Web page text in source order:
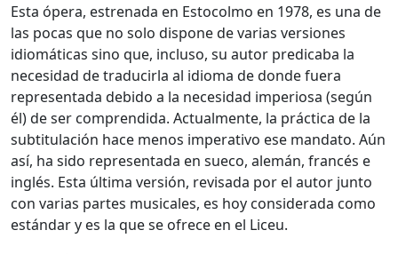
Esta ópera, estrenada en Estocolmo en 1978, es una de
las pocas que no solo dispone de varias versiones
idiomáticas sino que, incluso, su autor predicaba la
necesidad de traducirla al idioma de donde fuera
representada debido a la necesidad imperiosa (según
él) de ser comprendida. Actualmente, la práctica de la
subtitulación hace menos imperativo ese mandato. Aún
así, ha sido representada en sueco, alemán, francés e
inglés. Esta última versión, revisada por el autor junto
con varias partes musicales, es hoy considerada como
estándar y es la que se ofrece en el Liceu.